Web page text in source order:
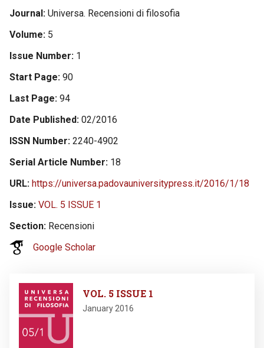
Journal Universa. Recensioni di filosofia
Volume 5
Issue Number 1
Start Page 90
Last Page 94
Date Published 02/2016
ISSN Number 2240-4902
Serial Article Number 18
URL https://universa.padovauniversitypress.it/2016/1/18
Issue VOL. 5 ISSUE 1
Section Recensioni
Google Scholar
VOL. 5 ISSUE 1
January 2016